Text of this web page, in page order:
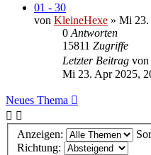
01 - 30
von KleineHexe » Mi 23.
0 Antworten
15811 Zugriffe
Letzter Beitrag von
Mi 23. Apr 2025,
Neues Thema
Anzeigen:
Richtung: